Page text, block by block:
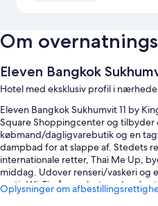
Om
Eleven Bangkok
Hotel med eksklusiv profil i
Eleven Bangkok Sukhumvit 11 by
Square Shoppingcenter og tilbyder
købmand/dagligvarebutik og en
dampbad for at slappe af. Stedets
internationale retter, Thai Me Up,
middag. Udover renseri/vaskeri og
gratis Wi-Fi på værelset med en
personer eller op til 6 enheder).
Oplysninger om